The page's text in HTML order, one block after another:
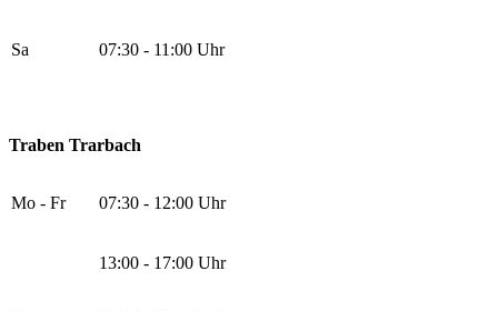
Sa 07:30 - 11:00 Uhr
Traben Trarbach
Mo - Fr 07:30 - 12:00 Uhr
13:00 - 17:00 Uhr